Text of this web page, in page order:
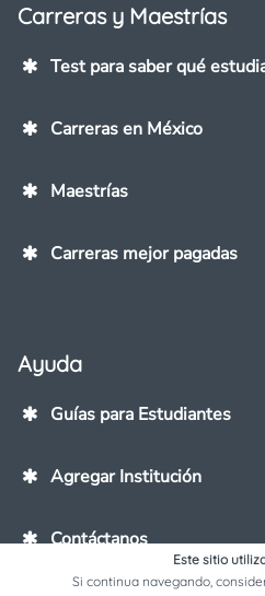
Carreras y Maestrías
Test para saber qué
Carreras en México
Maestrías
Carreras mejor pagadas
Ayuda
Guías para Estudiantes
Agregar Institución
Contáctanos
Este sitio
Si continua navegando,